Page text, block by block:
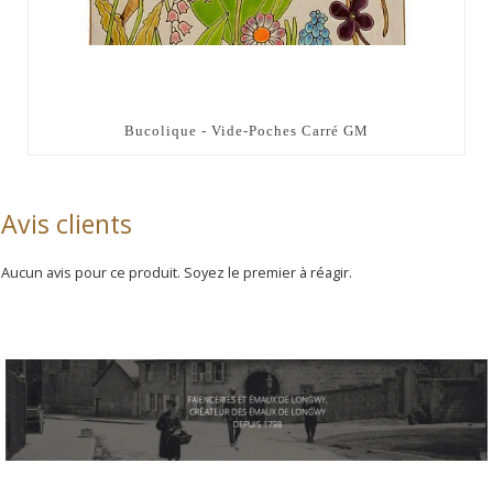
Bucolique - Vide-Poches Carré GM
Avis clients
Aucun avis pour ce produit. Soyez le premier à réagir.